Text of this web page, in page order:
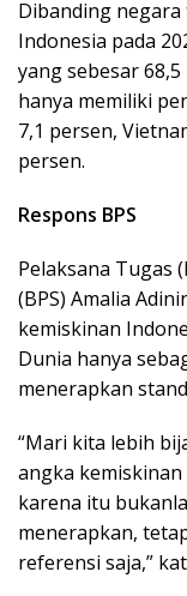
Dibanding
Indonesia pada
yang sebesar
hanya memiliki
7,1 persen,
persen.
Respons BPS
Pelaksana Tugas
(BPS) Amalia
kemiskinan
Dunia hanya
menerapkan
“Mari kita lebih
angka
karena itu
menerapkan,
referensi saja,”